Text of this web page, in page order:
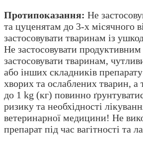
Протипоказання: Не
та цуценятам до 3-х місячного
застосовувати тваринам із
Не застосовувати
застосовувати тваринам,
або інших складників
хворих та ослаблених тварин, а
до 1 kg (кг) повинно
ризику та необхідності
ветеринарної медицини! Не
препарат під час вагітності та